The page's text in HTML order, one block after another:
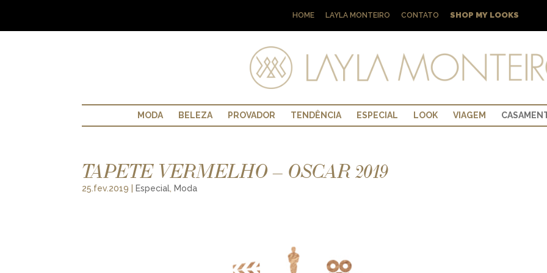
HOME LAYLA MONTEIRO CONTATO SHOP MY LOOKS
MODA BELEZA PROVADOR TENDÊNCIA ESPECIAL LOOK VIAGEM
TAPETE VERMELHO – OSCAR 2019
25.fev.2019 Especial, Moda